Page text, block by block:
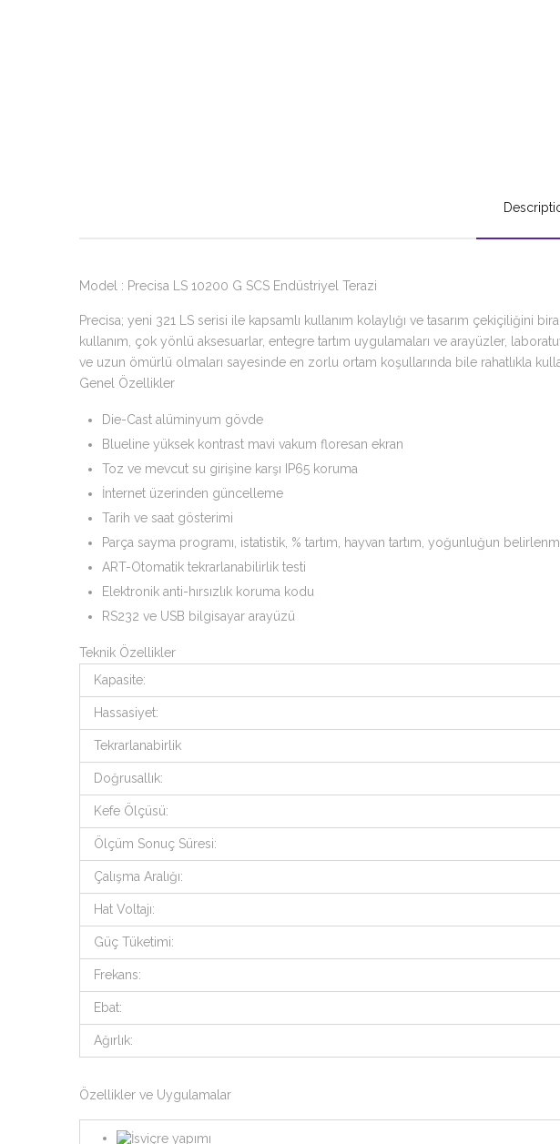
Model : Precisa LS 10200 G SCS Endüstriyel Terazi
Precisa; yeni 321 LS serisi ile kapsamlı kullanım kolaylığı ve tasarım
kullanım, çok yönlü aksesuarlar, entegre tartım uygulamaları ve arayüzler,
ve uzun ömürlü olmaları sayesinde en zorlu ortam koşullarında bile rahatlıkla
Genel Özellikler
Die-Cast alüminyum gövde
Blueline yüksek kontrast mavi vakum floresan ekran
Toz ve mevcut su girişine karşı IP65 koruma
İnternet üzerinden güncelleme
Tarih ve saat gösterimi
Parça sayma programı, istatistik, % tartım, hayvan tartım, yoğunluğun
ART-Otomatik tekrarlanabilirlik testi
Elektronik anti-hırsızlık koruma kodu
RS232 ve USB bilgisayar arayüzü
Teknik Özellikler
Kapasite:
Hassasiyet:
Tekrarlanabirlik
Doğrusallık:
Kefe Ölçüsü:
Ölçüm Sonuç Süresi:
Çalışma Aralığı:
Hat Voltajı:
Güç Tüketimi:
Frekans:
Ebat:
Ağırlık:
Özellikler ve Uygulamalar